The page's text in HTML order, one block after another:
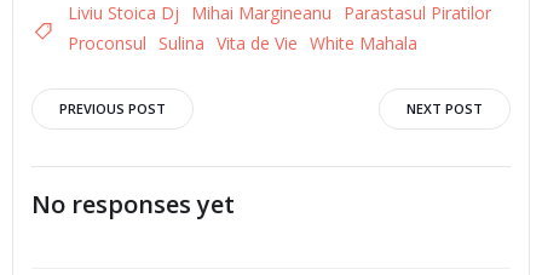
Liviu Stoica Dj Mihai Margineanu
Parastasul Piratilor
Proconsul
Sulina Vita de Vie White Mahala
Post
navigation
PREVIOUS POST
navigation
NEXT POST
No responses yet